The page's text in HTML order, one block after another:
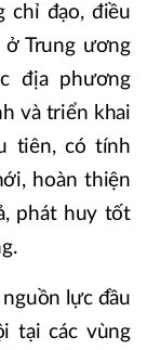
chỉ đạo, điều
ở Trung ương
địa phương
và triển khai
tiên, có tính
hoàn thiện
phát huy tốt
lực đầu
tại các vùng